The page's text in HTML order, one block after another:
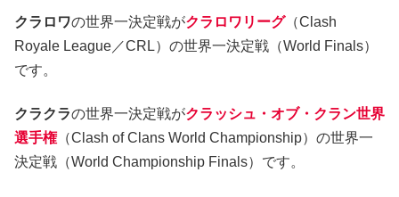
クラロワの世界一決定戦がクラロワリーグ（Clash
Royale League／CRL）の世界一決定戦（World Finals）
です。
クラクラの世界一決定戦がクラッシュ・オブ・クラン世界
選手権（Clash of Clans World Championship）の世界一
決定戦（World Championship Finals）です。